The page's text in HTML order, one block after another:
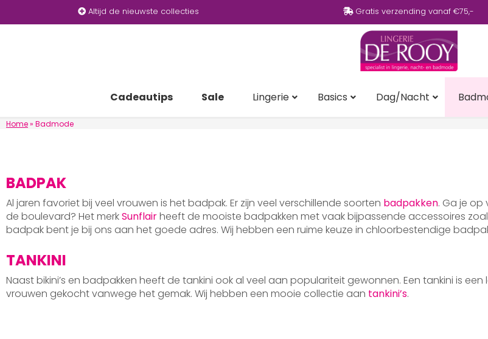
Altijd de nieuwste collecties Gratis verzending vanaf €75,-
Cadeautips Sale Lingerie Basics Dag/Nacht
Home» Badmode
BADPAK
Al jaren favoriet bij veel vrouwen is het badpak. Er zijn veel verschillende soorten badpakken. Ga je
de boulevard? Het merkSunflairheeft de mooiste badpakken met vaak bijpassende accessoires
badpak bent je bij ons aan het goede adres. Wij hebben een ruime keuze in chloorbestendige
TANKINI
Naast bikini’s en badpakken heeft de tankini ook al veel aan populariteit gewonnen. Een tankini is
vrouwen gekocht vanwege het gemak. Wij hebben een mooie collectie aan tankini’s.